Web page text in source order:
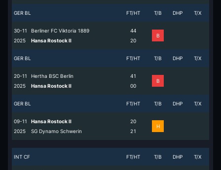
GER BL FT/HT T/B DHP T/X
30-11
2025
Berliner FC Viktoria 1889
Hansa Rostock II
4
2
4
0
B
GER BL FT/HT T/B DHP T/X
20-11
2025
Hertha BSC Berlin
Hansa Rostock II
4
0
1
0
B
GER BL FT/HT T/B DHP T/X
09-11
2025
Hansa Rostock II
SG Dynamo Schwerin
2
2
0
1
H
INT CF FT/HT T/B DHP T/X